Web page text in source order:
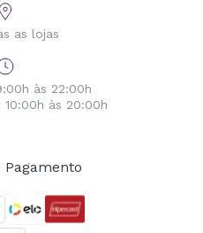
as lojas
às 22:00h
às 20:00h
Pagamento